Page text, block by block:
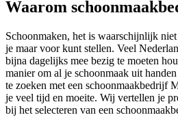
Waarom
Schoonmaken, het is waarschijnlijk
je maar voor kunt stellen. Veel
bijna dagelijks mee bezig te moeten
manier om al je schoonmaak uit
te zoeken met een schoonmaakbedrijf
je veel tijd en moeite. Wij vertellen je
bij het selecteren van een